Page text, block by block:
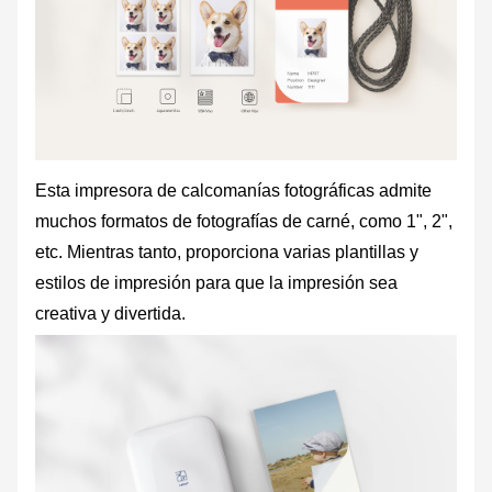
Esta impresora de calcomanías fotográficas admite
muchos formatos de fotografías de carné, como 1", 2",
etc. Mientras tanto, proporciona varias plantillas y
estilos de impresión para que la impresión sea
creativa y divertida.